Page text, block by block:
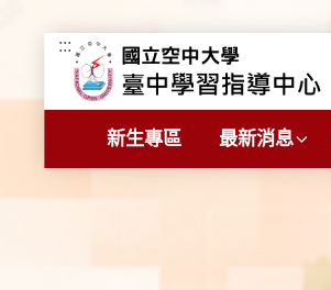
跳到主要內容區塊
:::
新生專區 最新消息